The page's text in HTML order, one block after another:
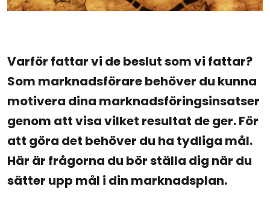
Varför fattar vi de beslut som vi fattar?
Som marknadsförare behöver du kunna
motivera dina marknadsföringsinsatser
genom att visa vilket resultat de ger. För
att göra det behöver du ha tydliga mål.
Här är frågorna du bör ställa dig när du
sätter upp mål i din marknadsplan.